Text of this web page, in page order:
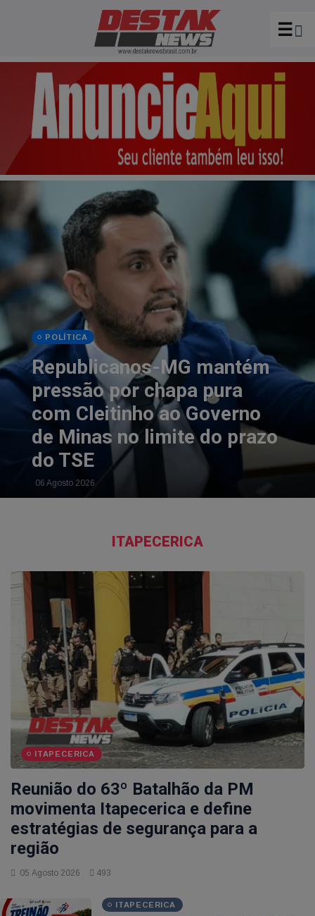
MINAS GERAIS
MPMG entra com ação de
R$ 12,5 milhões contra o
Itaú por filas abusivas e
fechamento de agência em
Resplendor
05 Agosto 2026
ITAPECERICA
ITAPECERICA
Reunião do 63º Batalhão da PM
movimenta Itapecerica e define
estratégias de segurança para a
região
05 Agosto 2026 493
ITAPECERICA